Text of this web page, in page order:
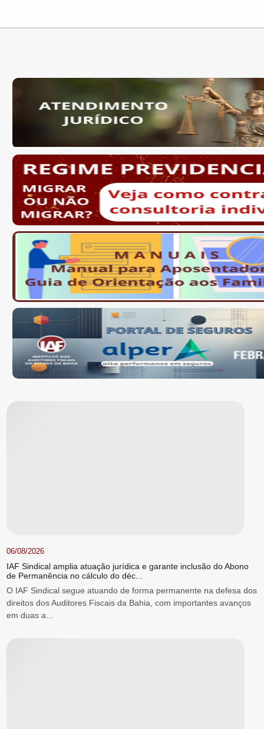
06/08/2026
IAF Sindical amplia atuação jurídica e garante inclusão do Abono
de Permanência no cálculo do déc...
O IAF Sindical segue atuando de forma permanente na defesa dos
direitos dos Auditores Fiscais da Bahia, com importantes avanços
em duas a...